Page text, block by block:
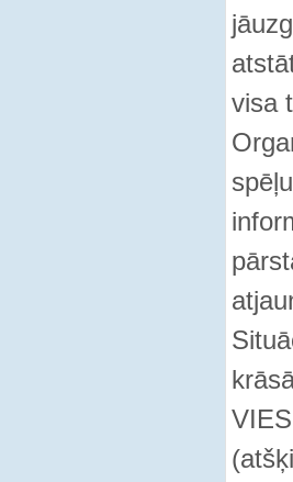
visa